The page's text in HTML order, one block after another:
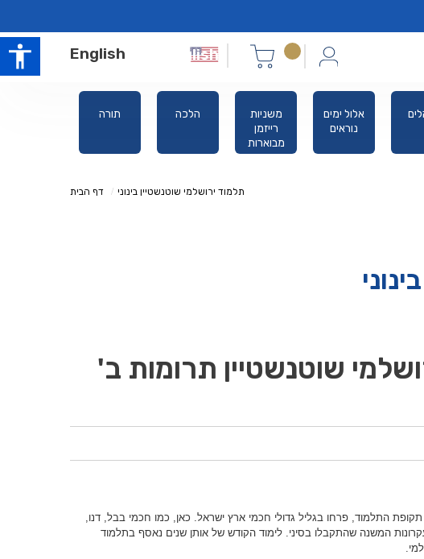
English
מבוארות
אלול ימים
דף הבית תלמוד ירושלמי שוטנשטיין בינוני
שוטנשטיין תרומות ב'
התלמוד, פרחו בגליל גדולי חכמי ארץ ישראל. כאן, כמו חכמי בבל, דנו,
המשנה שהתקבלו בסיני. לימוד הקודש של אותן שנים נאסף בתלמוד